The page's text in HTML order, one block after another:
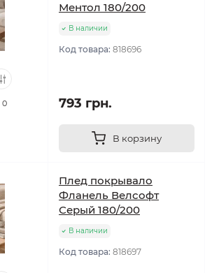
0
Ментол 180/200
В наличии
Код товара: 818696
793 грн.
В корзину
Плед покрывало
Фланель Велсофт
Серый 180/200
В наличии
Код товара: 818697